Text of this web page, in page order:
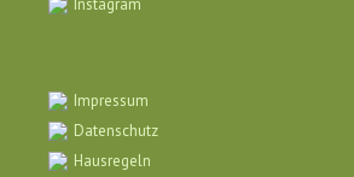
Impressum
Datenschutz
Hausregeln